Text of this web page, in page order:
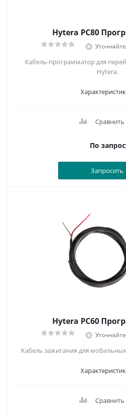
Hytera PC80
Кабель-программатор для
Hytera.
Сравнить
По
Запросить
Hytera PC60
Кабель зажигания для
Сравнить